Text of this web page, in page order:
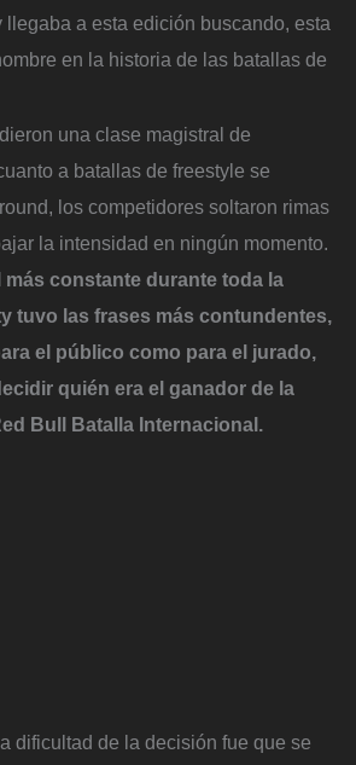
llegaba a esta edición buscando, esta
en la historia de las batallas de
una clase magistral de
a batallas de freestyle se
los competidores soltaron rimas
la intensidad en ningún momento.
más constante durante toda la
tuvo las frases más contundentes,
el público como para el jurado,
quién era el ganador de la
Bull Batalla Internacional.
dificultad de la decisión fue que se